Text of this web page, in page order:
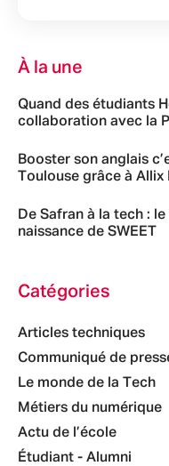
À la une
Quand des étudiants
collaboration avec la
Booster son anglais
Toulouse grâce à Allix
De Safran à la tech :
naissance de SWEET
Catégories
Articles techniques
Communiqué de
Le monde de la Tech
Métiers du numérique
Actu de l’école
Étudiant - Alumni